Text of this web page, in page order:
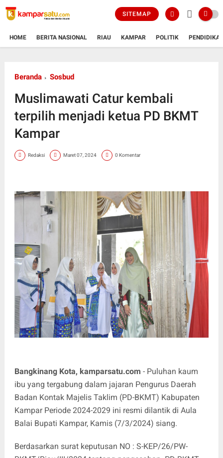
SITEMAP
HOME BERITA NASIONAL RIAU KAMPAR POLITIK
Beranda Sosbud
Muslimawati Catur kembali
terpilih menjadi ketua PD BKMT
Kampar
Redaksi Maret 07, 2024 0 Komentar
Bangkinang Kota, kamparsatu.com - Puluhan kaum
ibu yang tergabung dalam jajaran Pengurus Daerah
Badan Kontak Majelis Taklim (PD-BKMT) Kabupaten
Kampar Periode 2024-2029 ini resmi dilantik di Aula
Balai Bupati Kampar, Kamis (7/3/2024) siang.
Berdasarkan surat keputusan NO : S-KEP/26/PW-